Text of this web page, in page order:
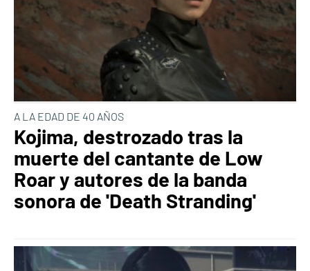
A LA EDAD DE 40 AÑOS
Kojima, destrozado tras la
muerte del cantante de Low
Roar y autores de la banda
sonora de 'Death Stranding'